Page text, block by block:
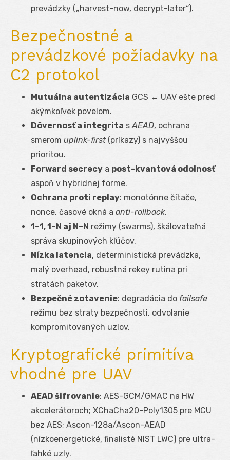
prevádzky („harvest-now, decrypt-later“).
Bezpečnostné a
prevádzkové požiadavky na
C2 protokol
Mutuálna autentizácia GCS ↔ UAV ešte pred
akýmkoľvek povelom.
Dôvernosť a integrita sAEAD, ochrana
smerom uplink-first(príkazy) s najvyššou
prioritou.
Forward secrecy a post-kvantová odolnosť
aspoň v hybridnej forme.
Ochrana proti replay: monotónne čítače,
nonce, časové okná a anti-rollback.
1–1, 1–N aj N–N režimy (swarms), škálovateľná
správa skupinových kľúčov.
Nízka latencia, deterministická prevádzka,
malý overhead, robustná rekey rutina pri
stratách paketov.
Bezpečné zotavenie: degradácia do failsafe
režimu bez straty bezpečnosti, odvolanie
kompromitovaných uzlov.
Kryptografické primitíva
vhodné pre UAV
AEAD šifrovanie: AES-GCM/GMAC na HW
akcelerátoroch; XChaCha20-Poly1305 pre MCU
bez AES; Ascon-128a/Ascon-AEAD
(nízkoenergetické, finalisté NIST LWC) pre ultra-
ľahké uzly.